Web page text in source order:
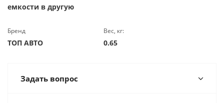
емкости в другую
Бренд
ТОП АВТО
Вес, кг:
0.65
Задать вопрос